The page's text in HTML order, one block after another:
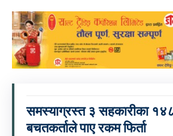
समस्याग्रस्त ३ सहकारीका
बचतकर्ताले पाए रकम फिर्ता